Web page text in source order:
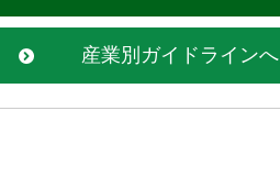
産業別ガイドラインへ